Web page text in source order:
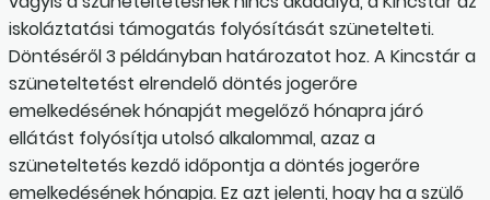
iskoláztatási támogatás folyósítását szünetelteti.
Döntéséről 3 példányban határozatot hoz. A Kincstár a
szüneteltetést elrendelő döntés jogerőre
emelkedésének hónapját megelőző hónapra járó
ellátást folyósítja utolsó alkalommal, azaz a
szüneteltetés kezdő időpontja a döntés jogerőre
emelkedésének hónapja. Ez azt jelenti, hogy ha a szülő